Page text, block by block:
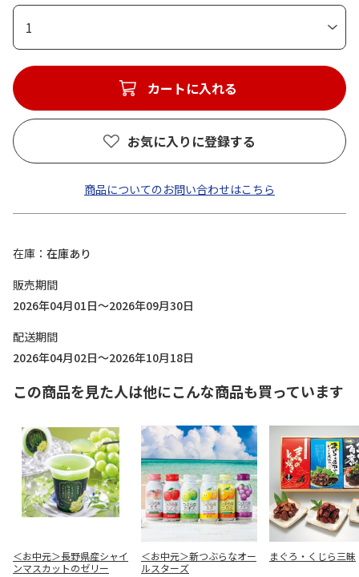
1
カートに入れる
お気に入りに登録する
商品についてのお問い合わせはこちら
在庫
在庫あり
販売期間
2026年04月01日～2026年09月30日
配送期間
2026年04月02日～2026年10月18日
この商品を見た人は他にこんな商品も買っています
＜お中元＞長野県産シャイ
ンマスカットのゼリー
＜お中元＞新つぶらなオー
ルスターズ
まぐろ・くじら三昧